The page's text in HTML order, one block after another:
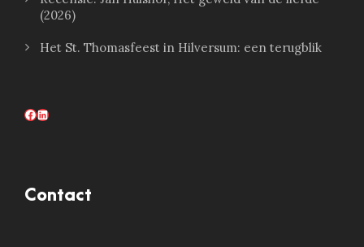
(2026)
Het St. Thomasfeest in Hilversum: een terugblik
Facebook LinkedIn
Contact